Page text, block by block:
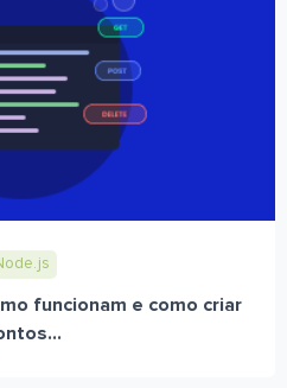
funcionam e como criar